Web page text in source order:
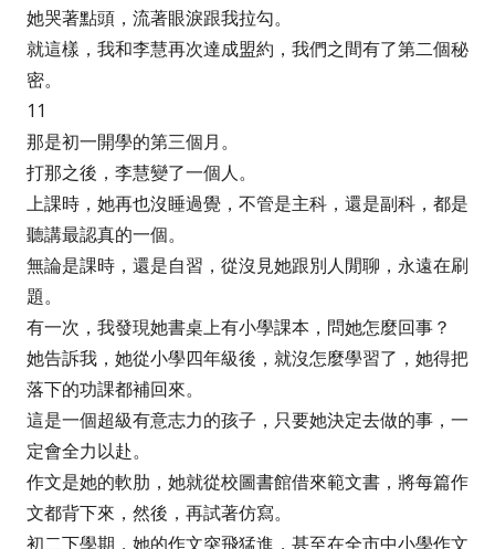
她哭著點頭，流著眼淚跟我拉勾。
就這樣，我和李慧再次達成盟約，我們之間有了第二個秘
密。
11
那是初一開學的第三個月。
打那之後，李慧變了一個人。
上課時，她再也沒睡過覺，不管是主科，還是副科，都是
聽講最認真的一個。
無論是課時，還是自習，從沒見她跟別人閒聊，永遠在刷
題。
有一次，我發現她書桌上有小學課本，問她怎麼回事？
她告訴我，她從小學四年級後，就沒怎麼學習了，她得把
落下的功課都補回來。
這是一個超級有意志力的孩子，只要她決定去做的事，一
定會全力以赴。
作文是她的軟肋，她就從校圖書館借來範文書，將每篇作
文都背下來，然後，再試著仿寫。
初二下學期，她的作文突飛猛進，甚至在全市中小學作文